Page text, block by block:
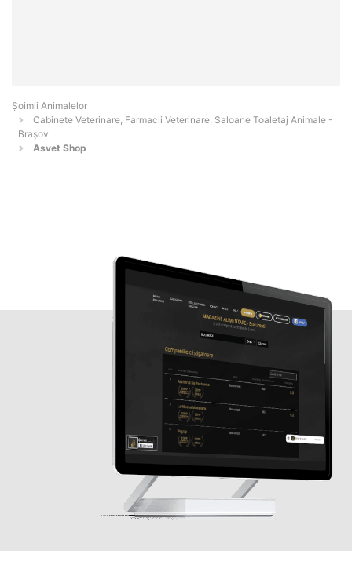
Şoimii Animalelor
Cabinete Veterinare, Farmacii Veterinare, Saloane Toaletaj Animale -
Braşov
Asvet Shop